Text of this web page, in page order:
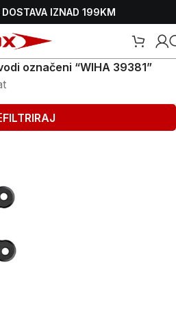
IZNAD 199KM
označeni “WIHA 39381”
FILTRIRAJ